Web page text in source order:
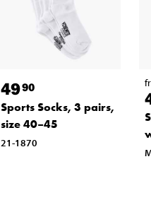
4990
Sports Socks, 3 pairs,
size 40–45
21-1870